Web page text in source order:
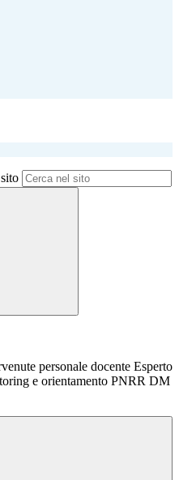
personale docente Esperto
e orientamento PNRR DM